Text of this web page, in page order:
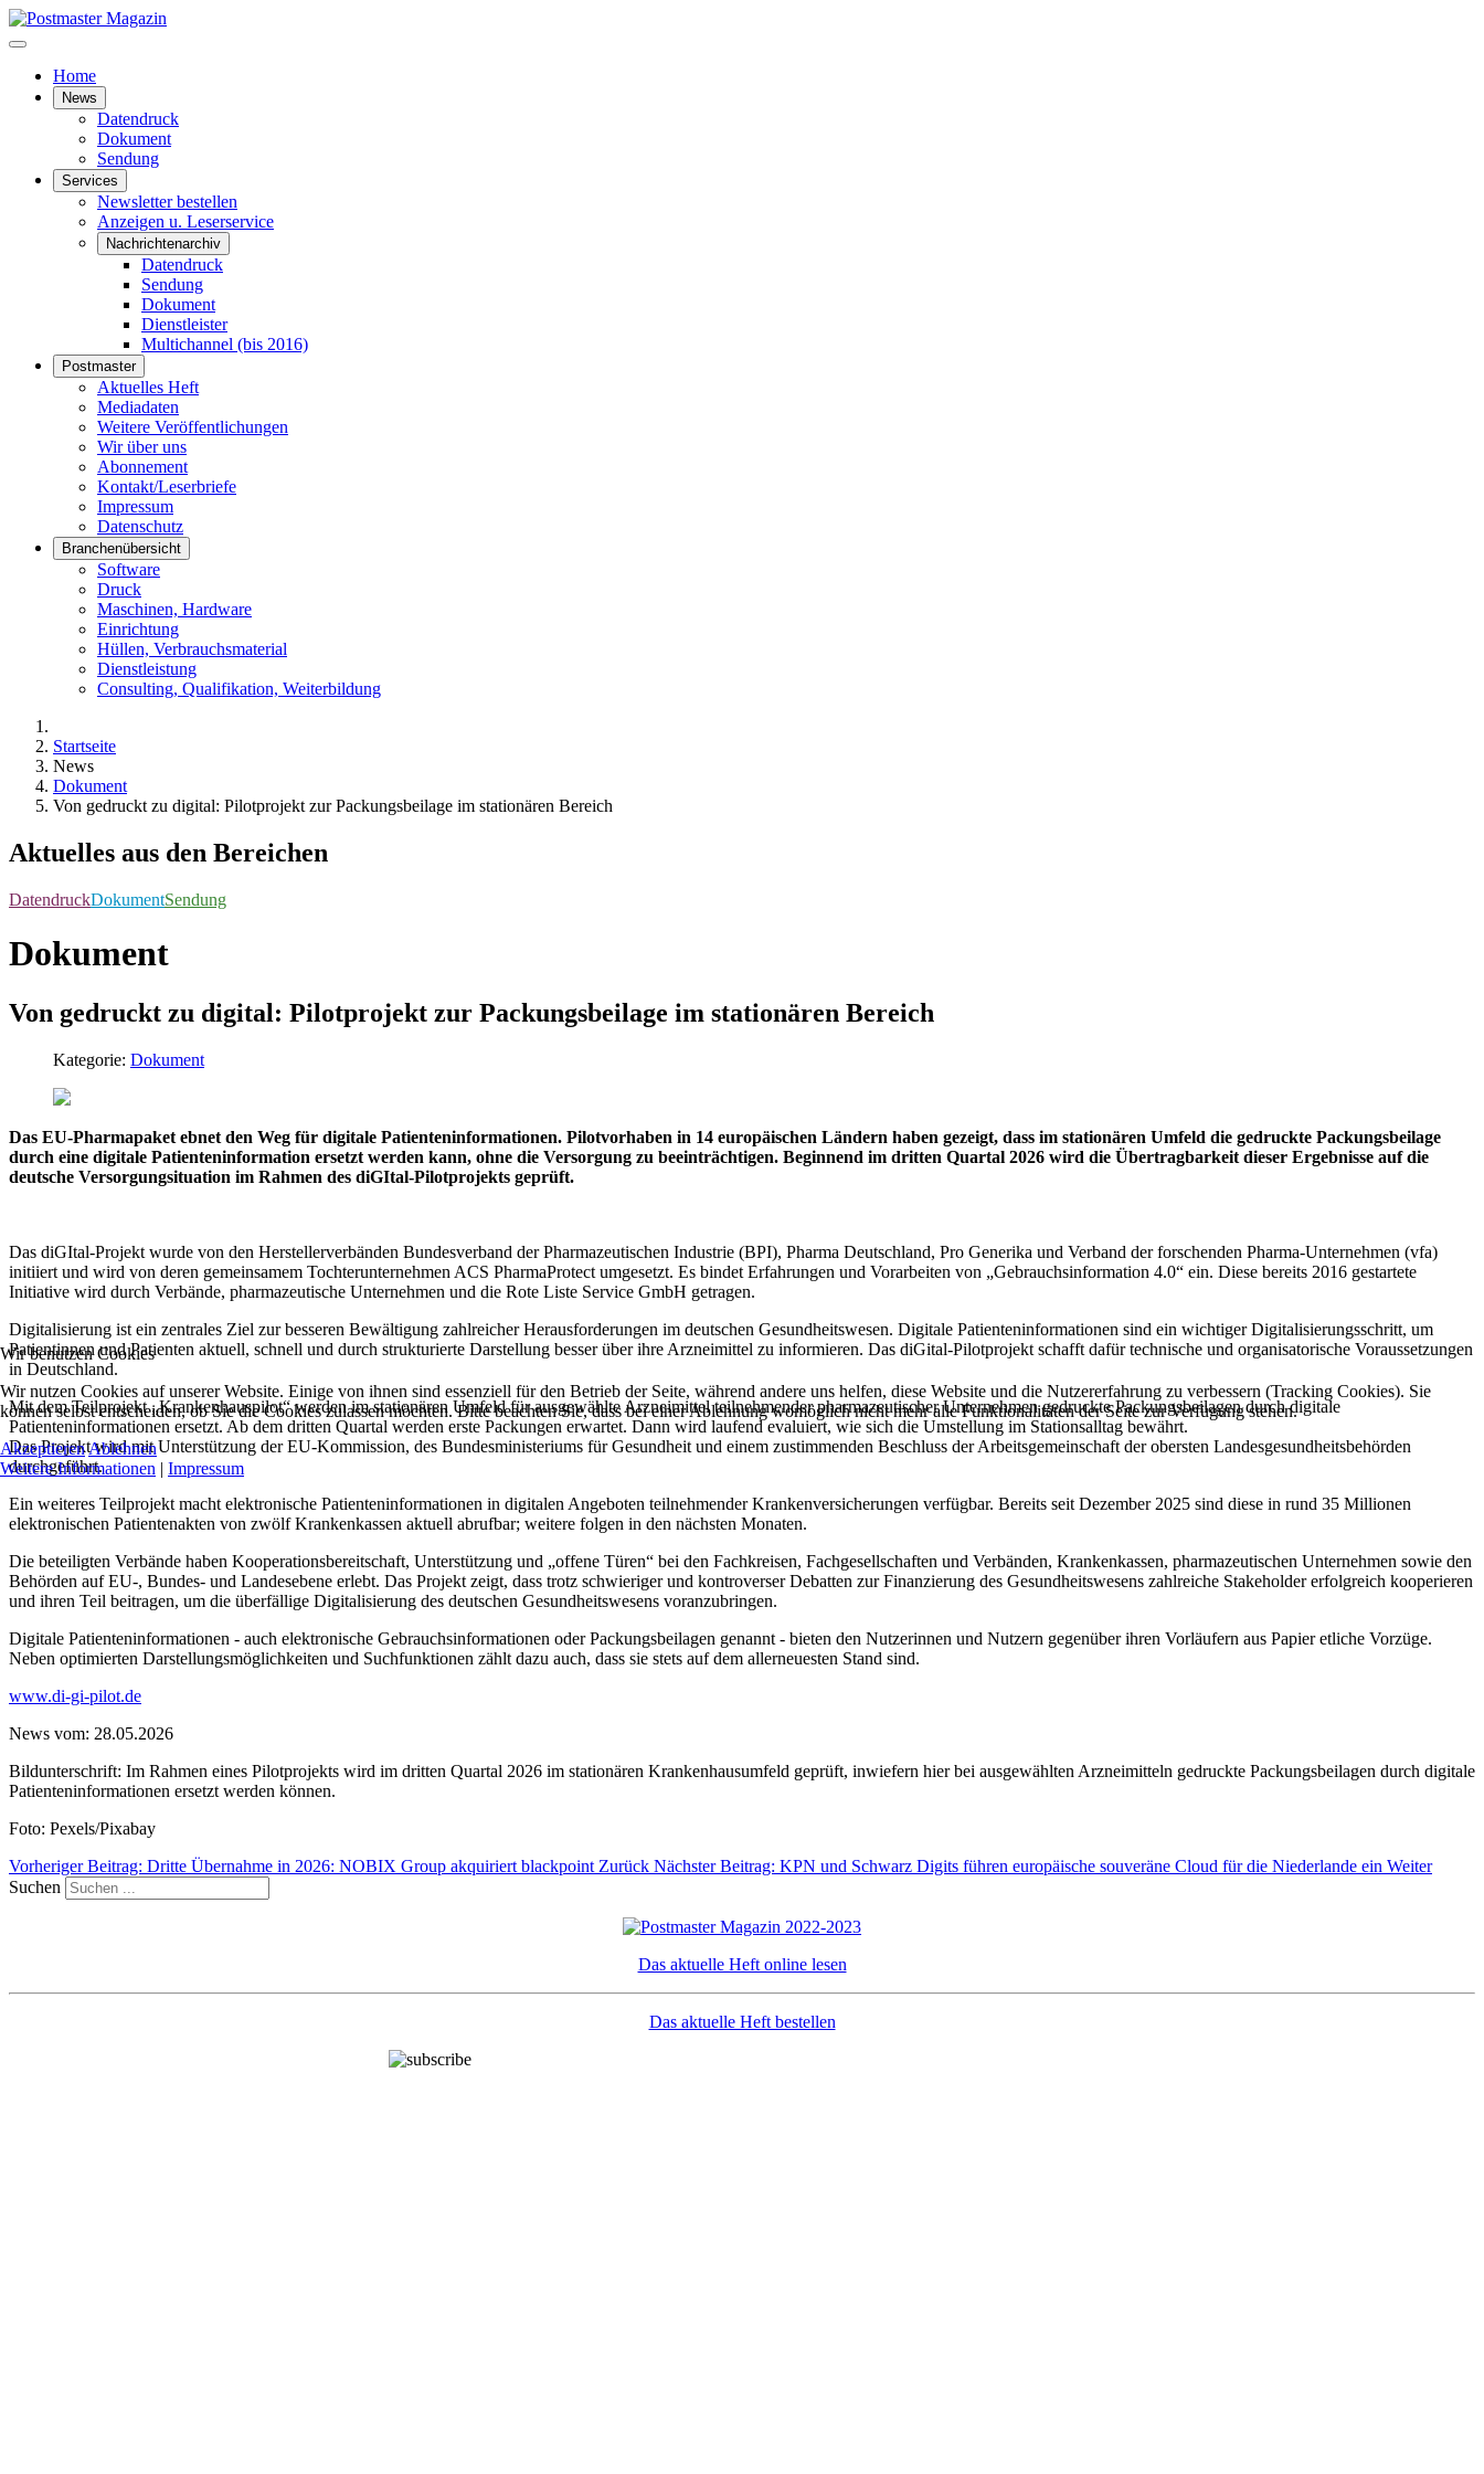
Home
News
Datendruck
Dokument
Sendung
Services
Newsletter bestellen
Anzeigen u. Leserservice
Nachrichtenarchiv
Datendruck
Sendung
Dokument
Dienstleister
Multichannel (bis 2016)
Postmaster
Aktuelles Heft
Mediadaten
Weitere Veröffentlichungen
Wir über uns
Abonnement
Kontakt/Leserbriefe
Impressum
Datenschutz
Branchenübersicht
Software
Druck
Maschinen, Hardware
Einrichtung
Hüllen, Verbrauchsmaterial
Dienstleistung
Consulting, Qualifikation, Weiterbildung
Startseite
News
Dokument
Von gedruckt zu digital: Pilotprojekt zur Packungsbeilage im stationären Bereich
Aktuelles aus den Bereichen
DatendruckDokumentSendung
Dokument
Von gedruckt zu digital: Pilotprojekt zur Packungsbeilage im stationären Bereich
Kategorie: Dokument
Das EU-Pharmapaket ebnet den Weg für digitale Patienteninformationen. Pilotvorhaben in 14 europäischen Ländern haben gezeigt, dass im stationären Umfeld die gedruckte Packungsbeilage
durch eine digitale Patienteninformation ersetzt werden kann, ohne die Versorgung zu beeinträchtigen. Beginnend im dritten Quartal 2026 wird die Übertragbarkeit dieser Ergebnisse auf die
deutsche Versorgungsituation im Rahmen des diGItal-Pilotprojekts geprüft.
Das diGItal-Projekt wurde von den Herstellerverbänden Bundesverband der Pharmazeutischen Industrie (BPI), Pharma Deutschland, Pro Generika und Verband der forschenden Pharma-Unternehmen (vfa)
initiiert und wird von deren gemeinsamem Tochterunternehmen ACS PharmaProtect umgesetzt. Es bindet Erfahrungen und Vorarbeiten von „Gebrauchsinformation 4.0“ ein. Diese bereits 2016 gestartete
Initiative wird durch Verbände, pharmazeutische Unternehmen und die Rote Liste Service GmbH getragen.
Digitalisierung ist ein zentrales Ziel zur besseren Bewältigung zahlreicher Herausforderungen im deutschen Gesundheitswesen. Digitale Patienteninformationen sind ein wichtiger Digitalisierungsschritt, um
Patientinnen und Patienten aktuell, schnell und durch strukturierte Darstellung besser über ihre Arzneimittel zu informieren. Das diGital-Pilotprojekt schafft dafür technische und organisatorische Voraussetzungen
in Deutschland.
Mit dem Teilprojekt „Krankenhauspilot“ werden im stationären Umfeld für ausgewählte Arzneimittel teilnehmender pharmazeutischer Unternehmen gedruckte Packungsbeilagen durch digitale
Patienteninformationen ersetzt. Ab dem dritten Quartal werden erste Packungen erwartet. Dann wird laufend evaluiert, wie sich die Umstellung im Stationsalltag bewährt.
Das Projekt wird mit Unterstützung der EU-Kommission, des Bundesministeriums für Gesundheit und einem zustimmenden Beschluss der Arbeitsgemeinschaft der obersten Landesgesundheitsbehörden
durchgeführt.
Ein weiteres Teilprojekt macht elektronische Patienteninformationen in digitalen Angeboten teilnehmender Krankenversicherungen verfügbar. Bereits seit Dezember 2025 sind diese in rund 35 Millionen
elektronischen Patientenakten von zwölf Krankenkassen aktuell abrufbar; weitere folgen in den nächsten Monaten.
Die beteiligten Verbände haben Kooperationsbereitschaft, Unterstützung und „offene Türen“ bei den Fachkreisen, Fachgesellschaften und Verbänden, Krankenkassen, pharmazeutischen Unternehmen sowie den
Behörden auf EU-, Bundes- und Landesebene erlebt. Das Projekt zeigt, dass trotz schwieriger und kontroverser Debatten zur Finanzierung des Gesundheitswesens zahlreiche Stakeholder erfolgreich kooperieren
und ihren Teil beitragen, um die überfällige Digitalisierung des deutschen Gesundheitswesens voranzubringen.
Digitale Patienteninformationen - auch elektronische Gebrauchsinformationen oder Packungsbeilagen genannt - bieten den Nutzerinnen und Nutzern gegenüber ihren Vorläufern aus Papier etliche Vorzüge.
Neben optimierten Darstellungsmöglichkeiten und Suchfunktionen zählt dazu auch, dass sie stets auf dem allerneuesten Stand sind.
www.di-gi-pilot.de
News vom: 28.05.2026
Bildunterschrift: Im Rahmen eines Pilotprojekts wird im dritten Quartal 2026 im stationären Krankenhausumfeld geprüft, inwiefern hier bei ausgewählten Arzneimitteln gedruckte Packungsbeilagen durch digitale
Patienteninformationen ersetzt werden können.
Foto: Pexels/Pixabay
Vorheriger Beitrag: Dritte Übernahme in 2026: NOBIX Group akquiriert blackpoint Zurück Nächster Beitrag: KPN und Schwarz Digits führen europäische souveräne Cloud für die Niederlande ein Weiter
Suchen
Das aktuelle Heft online lesen
Das aktuelle Heft bestellen
Wir benutzen Cookies
Wir nutzen Cookies auf unserer Website. Einige von ihnen sind essenziell für den Betrieb der Seite, während andere uns helfen, diese Website und die Nutzererfahrung zu verbessern (Tracking Cookies). Sie
können selbst entscheiden, ob Sie die Cookies zulassen möchten. Bitte beachten Sie, dass bei einer Ablehnung womöglich nicht mehr alle Funktionalitäten der Seite zur Verfügung stehen.
AkzeptierenAblehnen
Weitere Informationen | Impressum